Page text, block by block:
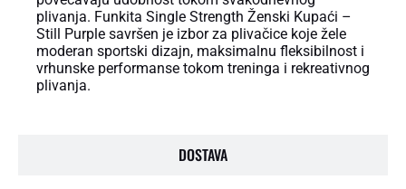
DOSTAVA
plivanja. Funkita Single Strength Ženski Kupaći –
Still Purple savršen je izbor za plivačice koje žele
moderan sportski dizajn, maksimalnu fleksibilnost i
vrhunske performanse tokom treninga i rekreativnog
plivanja.